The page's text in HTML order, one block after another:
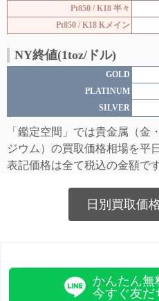
Pt850 / K18 半々
Pt850 / K18 Kメイン
NY終値(1toz/ドル)
GOLD
PLATINUM
SILVER
「鑑定空間」では貴金属（金
ジウム）の買取価格相場を平
表記価格は全て税込の金額です
日別買取価
かんたん無
今すぐ友だ